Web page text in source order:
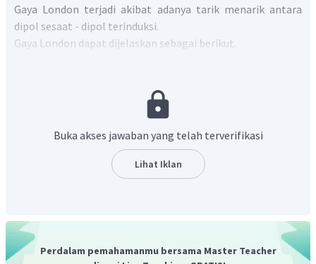
Gaya London terjadi akibat adanya tarik menarik antara
dipol sesaat - dipol terinduksi.
Gaya London dapat dijelaskan sebagai berikut.
senyawa non polar, perpindahan elektron dari suatu
daerah ke daerah lainnya menyebabkan molekul non
dipol sesaat.
Dipol sesaat mengimbas molekul di sekitarnya
sehingga membentuk suatu dipol terimbas.
Aplikasi gaya London ini dapat dilihat pada fenomena tokek
yang merayap di kaca. Permukaan kaca yang licin dapat
dilewati tokek tanpa terjatuh karena di bagian bawah jari-
Buka akses jawaban yang telah terverifikasi
Lihat Iklan
Perdalam pemahamanmu bersama Master Teacher